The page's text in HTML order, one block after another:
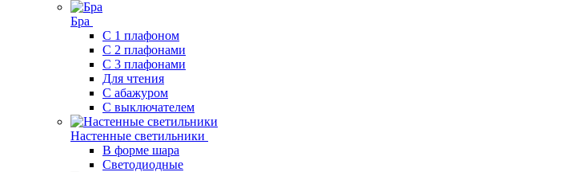
Бра
С 1 плафоном
С 2 плафонами
С 3 плафонами
Для чтения
С абажуром
С выключателем
Настенные светильники
В форме шара
Светодиодные